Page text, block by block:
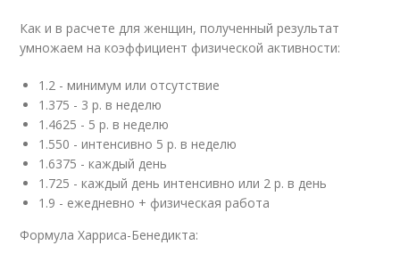
Как и в расчете для женщин, полученный результат
умножаем на коэффициент физической активности:
1.2 - минимум или отсутствие
1.375 - 3 р. в неделю
1.4625 - 5 р. в неделю
1.550 - интенсивно 5 р. в неделю
1.6375 - каждый день
1.725 - каждый день интенсивно или 2 р. в день
1.9 - ежедневно + физическая работа
Формула Харриса-Бенедикта: